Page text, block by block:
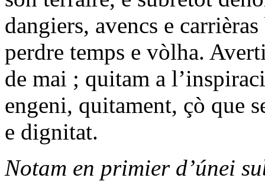
dangiers, avencs e
perdre temps e vòlha.
de mai ; quitam a
engeni, quitament, çò que
e dignitat.
Notam en primier d’únei